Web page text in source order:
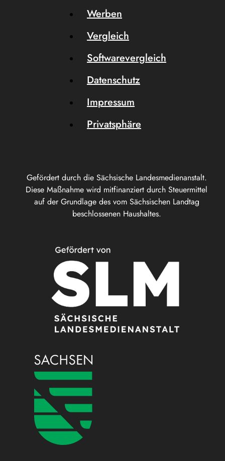
Gefördert durch die Sächsische Landesmedienanstalt.
Diese Maßnahme wird mitfinanziert durch Steuermittel
auf der Grundlage des vom Sächsischen Landtag
beschlossenen Haushaltes.
Werben
Vergleich
Softwarevergleich
Datenschutz
Impressum
Privatsphäre